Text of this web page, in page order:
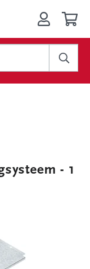
- 1